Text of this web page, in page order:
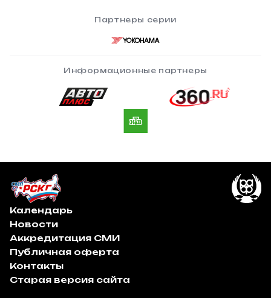
Партнеры серии
Информационные партнеры
Календарь
Новости
Аккредитация СМИ
Публичная оферта
Контакты
Старая версия сайта